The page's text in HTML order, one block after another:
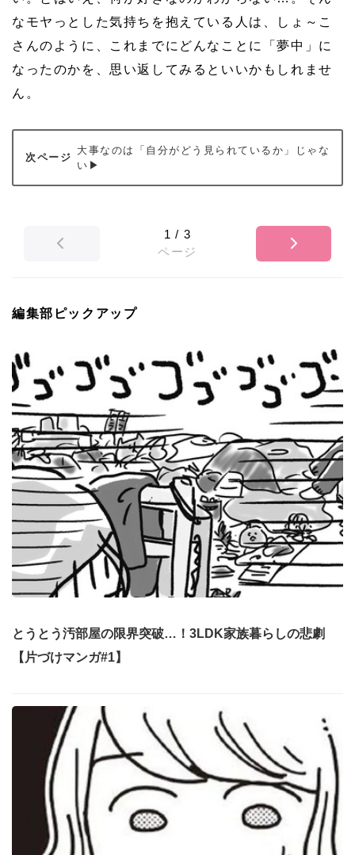
なモヤっとした気持ちを抱えている人は、しょ～こ
さんのように、これまでにどんなことに「夢中」に
なったのかを、思い返してみるといいかもしれませ
ん。
大事なのは「自分がどう見られているか」じゃな
い▶
1 / 3
ページ
編集部ピックアップ
とうとう汚部屋の限界突破…！3LDK家族暮らしの悲劇
【片づけマンガ#1】